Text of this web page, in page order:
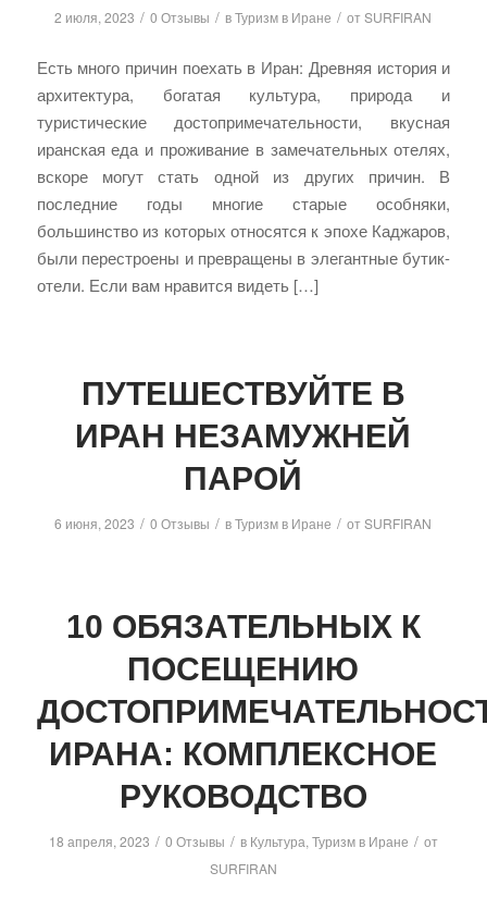
2 июля, 2023 / 0 Отзывы / вТуризм в Иране / отSURFIRAN
Есть много причин поехать в Иран: Древняя история и
архитектура, богатая культура, природа и
туристические достопримечательности, вкусная
иранская еда и проживание в замечательных отелях,
вскоре могут стать одной из других причин. В
последние годы многие старые особняки,
большинство из которых относятся к эпохе Каджаров,
были перестроены и превращены в элегантные бутик-
отели. Если вам нравится видеть […]
ПУТЕШЕСТВУЙТЕ В
ИРАН НЕЗАМУЖНЕЙ
ПАРОЙ
6 июня, 2023 / 0 Отзывы / вТуризм в Иране / отSURFIRAN
10 ОБЯЗАТЕЛЬНЫХ К
ПОСЕЩЕНИЮ
ИРАНА: КОМПЛЕКСНОЕ
РУКОВОДСТВО
18 апреля, 2023 / 0 Отзывы / в Культура, Туризм в Иране / от
SURFIRAN